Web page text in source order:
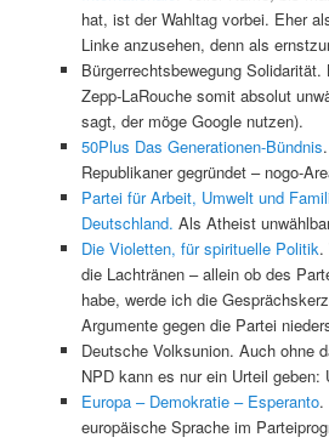
hat, ist der Wahltag vorbei. Eher
Linke anzusehen, denn als
Bürgerrechtsbewegung
Zepp-LaRouche somit absolut
sagt, der möge Google nutzen).
50Plus Das Generationen-Bündnis
Republikaner gegründet – nogo-
Partei für Arbeit, Umwelt und
Deutschland. Als Atheist
Die Violetten, für spirituelle Politik.
die Lachtränen – allein ob des
habe, werde ich die
Argumente gegen die Partei
Deutsche Volksunion. Auch ohne
NPD kann es nur ein Urteil geben:
Europa – Demokratie – Esperanto.
europäische Sprache im